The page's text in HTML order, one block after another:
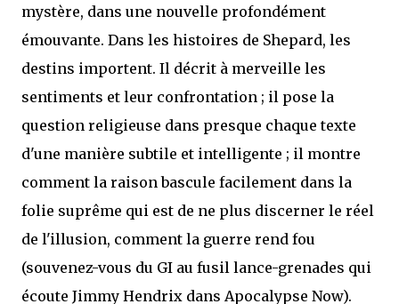
mystère, dans une nouvelle profondément
émouvante. Dans les histoires de Shepard, les
destins importent. Il décrit à merveille les
sentiments et leur confrontation ; il pose la
question religieuse dans presque chaque texte
d'une manière subtile et intelligente ; il montre
comment la raison bascule facilement dans la
folie suprême qui est de ne plus discerner le réel
de l'illusion, comment la guerre rend fou
(souvenez-vous du GI au fusil lance-grenades qui
écoute Jimmy Hendrix dans Apocalypse Now).